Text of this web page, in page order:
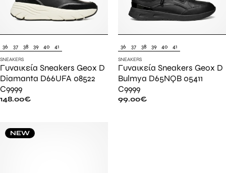
36 37 38 39 40 41
SNEAKERS
Γυναικεία Sneakers Geox D
Diamanta D66UFA 08522
C9999
148.00€
36 37 38 39 40 41
SNEAKERS
Γυναικεία Sneakers Geox D
Bulmya D65NQB 05411
C9999
99.00€
NEW